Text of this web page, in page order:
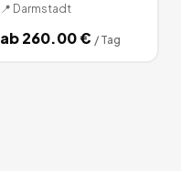
📍 Darmstadt
ab260.00€ / Tag